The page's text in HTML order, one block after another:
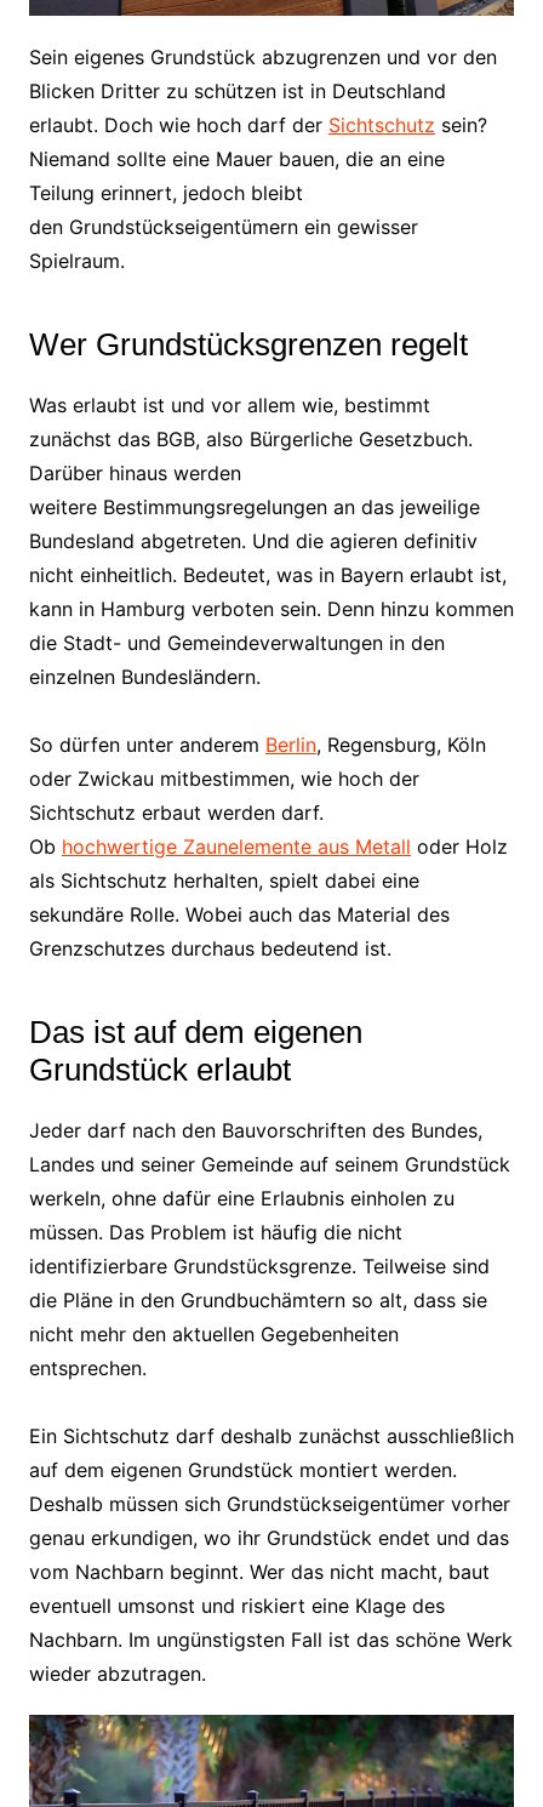
Sein eigenes Grundstück abzugrenzen und vor den
Blicken Dritter zu schützen ist in Deutschland
erlaubt. Doch wie hoch darf der Sichtschutz sein?
Niemand sollte eine Mauer bauen, die an eine
Teilung erinnert, jedoch bleibt
den Grundstückseigentümern ein gewisser
Spielraum.
Wer Grundstücksgrenzen regelt
Was erlaubt ist und vor allem wie, bestimmt
zunächst das BGB, also Bürgerliche Gesetzbuch.
Darüber hinaus werden
weitere Bestimmungsregelungen an das jeweilige
Bundesland abgetreten. Und die agieren definitiv
nicht einheitlich. Bedeutet, was in Bayern erlaubt ist,
kann in Hamburg verboten sein. Denn hinzu kommen
die Stadt- und Gemeindeverwaltungen in den
einzelnen Bundesländern.
So dürfen unter anderem Berlin, Regensburg, Köln
oder Zwickau mitbestimmen, wie hoch der
Sichtschutz erbaut werden darf.
Ob hochwertige Zaunelemente aus Metall oder Holz
als Sichtschutz herhalten, spielt dabei eine
sekundäre Rolle. Wobei auch das Material des
Grenzschutzes durchaus bedeutend ist.
Das ist auf dem eigenen
Grundstück erlaubt
Jeder darf nach den Bauvorschriften des Bundes,
Landes und seiner Gemeinde auf seinem Grundstück
werkeln, ohne dafür eine Erlaubnis einholen zu
müssen. Das Problem ist häufig die nicht
identifizierbare Grundstücksgrenze. Teilweise sind
die Pläne in den Grundbuchämtern so alt, dass sie
nicht mehr den aktuellen Gegebenheiten
entsprechen.
Ein Sichtschutz darf deshalb zunächst ausschließlich
auf dem eigenen Grundstück montiert werden.
Deshalb müssen sich Grundstückseigentümer vorher
genau erkundigen, wo ihr Grundstück endet und das
vom Nachbarn beginnt. Wer das nicht macht, baut
eventuell umsonst und riskiert eine Klage des
Nachbarn. Im ungünstigsten Fall ist das schöne Werk
wieder abzutragen.